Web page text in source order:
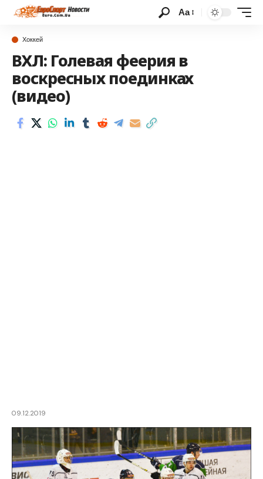
Аа
Хоккей
ВХЛ: Голевая феерия в
воскресных поединках
(видео)
09.12.2019